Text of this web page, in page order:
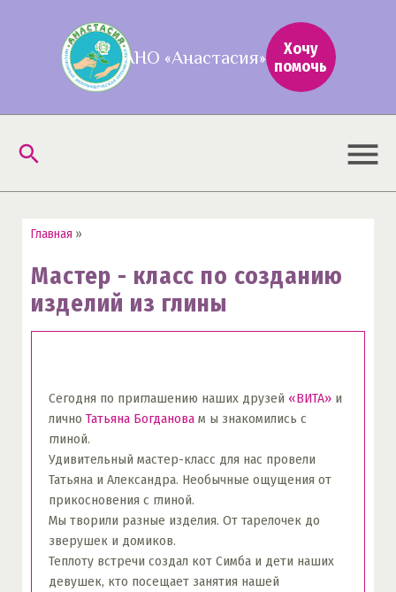
АНО «Анастасия»
Хочу
помочь
search menu
Главная »
Мастер - класс по созданию
изделий из глины
Сегодня по приглашению наших друзей «ВИТА»и
лично Татьяна Богдановам ы знакомились с
глиной.
Удивительный мастер-класс для нас провели
Татьяна и Александра. Необычные ощущения от
прикосновения с глиной.
Мы творили разные изделия. От тарелочек до
зверушек и домиков.
Теплоту встречи создал кот Симба и дети наших
девушек, кто посещает занятия нашей